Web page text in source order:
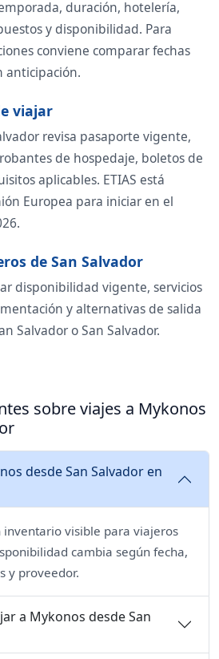
duración, hotelería,
y disponibilidad. Para
conviene comparar fechas
anticipación.
viajar
revisa pasaporte vigente,
de hospedaje, boletos de
aplicables. ETIAS está
Europea para iniciar en el
de San Salvador
disponibilidad vigente, servicios
y alternativas de salida
Salvador o San Salvador.
sobre viajes a Mykonos
desde San Salvador en
inventario visible para viajeros
cambia según fecha,
y proveedor.
a Mykonos desde San